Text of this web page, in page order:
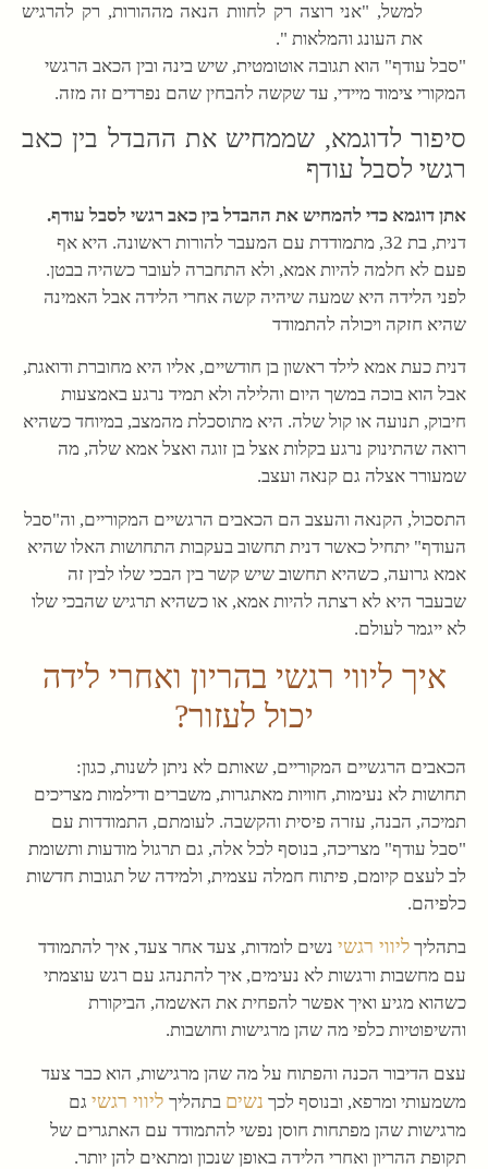
למשל, "אני רוצה רק לחוות הנאה מההורות, רק להרגיש
את העונג והמלאות ".
"סבל עודף" הוא תגובה אוטומטית, שיש בינה ובין הכאב הרגשי
המקורי צימוד מיידי, עד שקשה להבחין שהם נפרדים זה מזה.
סיפור לדוגמא, שממחיש את ההבדל בין כאב
רגשי לסבל עודף
אתן דוגמא כדי להמחיש את ההבדל בין כאב רגשי לסבל עודף.
דנית, בת 32, מתמודדת עם המעבר להורות ראשונה. היא אף
פעם לא חלמה להיות אמא, ולא התחברה לעובר כשהיה בבטן.
לפני הלידה היא שמעה שיהיה קשה אחרי הלידה אבל האמינה
שהיא חזקה ויכולה להתמודד
דנית כעת אמא לילד ראשון בן חודשיים, אליו היא מחוברת ודואגת,
אבל הוא בוכה במשך היום והלילה ולא תמיד נרגע באמצעות
חיבוק, תנועה או קול שלה. היא מתוסכלת מהמצב, במיוחד כשהיא
רואה שהתינוק נרגע בקלות אצל בן זוגה ואצל אמא שלה, מה
שמעורר אצלה גם קנאה ועצב.
התסכול, הקנאה והעצב הם הכאבים הרגשיים המקוריים, וה"סבל
העודף" יתחיל כאשר דנית תחשוב בעקבות התחושות האלו שהיא
אמא גרועה, כשהיא תחשוב שיש קשר בין הבכי שלו לבין זה
שבעבר היא לא רצתה להיות אמא, או כשהיא תרגיש שהבכי שלו
לא ייגמר לעולם.
איך ליווי רגשי בהריון ואחרי לידה
יכול לעזור?
הכאבים הרגשיים המקוריים, שאותם לא ניתן לשנות, כגון:
תחושות לא נעימות, חוויות מאתגרות, משברים ודילמות מצריכים
תמיכה, הבנה, עזרה פיסית והקשבה. לעומתם, התמודדות עם
"סבל עודף" מצריכה, בנוסף לכל אלה, גם תרגול מודעות ותשומת
לב לעצם קיומם, פיתוח חמלה עצמית, ולמידה של תגובות חדשות
כלפיהם.
בתהליך ליווי רגשי נשים לומדות, צעד אחר צעד, איך להתמודד
עם מחשבות ורגשות לא נעימים, איך להתנהג עם רגש עוצמתי
כשהוא מגיע ואיך אפשר להפחית את האשמה, הביקורת
והשיפוטיות כלפי מה שהן מרגישות וחושבות.
עצם הדיבור הכנה והפתוח על מה שהן מרגישות, הוא כבר צעד
משמעותי ומרפא, ובנוסף לכך נשים בתהליך ליווי רגשי גם
מרגישות שהן מפתחות חוסן נפשי להתמודד עם האתגרים של
תקופת ההריון ואחרי הלידה באופן שנכון ומתאים להן יותר.